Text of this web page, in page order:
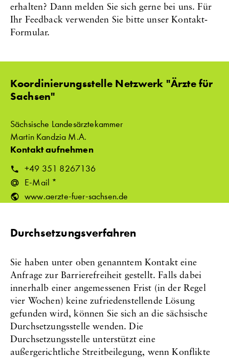
erhalten? Dann melden Sie sich gerne bei uns. Für
Ihr Feedback verwenden Sie bitte unser Kontakt‐
Formular.
Koordinierungsstelle Netzwerk "Ärzte für
Sachsen"
Sächsische Landesärztekammer
Martin Kandzia M.A.
Kontakt aufnehmen
T
e
l
e
o
n
u
m
+49 351 8267136
E-Mail *
www.aerzte-fuer-sachsen.de
Durchsetzungsverfahren
Sie haben unter oben genanntem Kontakt eine
Anfrage zur Barrierefreiheit gestellt. Falls dabei
innerhalb einer angemessenen Frist (in der Regel
vier Wochen) keine zufriedenstellende Lösung
gefunden wird, können Sie sich an die sächsische
Durchsetzungsstelle wenden. Die
Durchsetzungsstelle unterstützt eine
außergerichtliche Streitbeilegung, wenn Konflikte